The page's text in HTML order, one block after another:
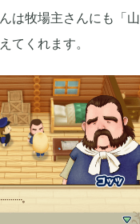
は牧場主さんにも「山
てくれます。